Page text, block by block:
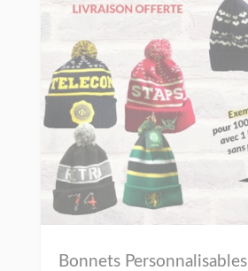
Bonnets Personnalisables